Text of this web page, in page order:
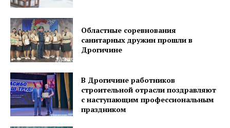
Областные соревнования
санитарных дружин прошли в
Дрогичине
В Дрогичине работников
строительной отрасли поздравляют
с наступающим профессиональным
праздником